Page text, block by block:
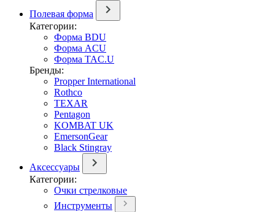
Полевая форма
Категории:
Форма BDU
Форма ACU
Форма TAC.U
Бренды:
Propper International
Rothco
TEXAR
Pentagon
KOMBAT UK
EmersonGear
Black Stingray
Аксессуары
Категории:
Очки стрелковые
Инструменты